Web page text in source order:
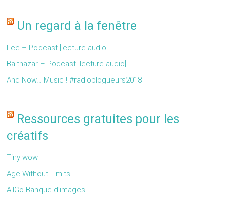
Un regard à la fenêtre
Lee – Podcast [lecture audio]
Balthazar – Podcast [lecture audio]
And Now… Music ! #radioblogueurs2018
Ressources gratuites pour les
créatifs
Tiny wow
Age Without Limits
AllGo Banque d’images